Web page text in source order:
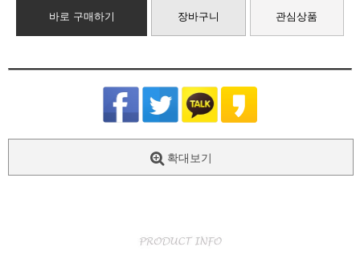
바로 구매하기 장바구니 관심상품
확대보기